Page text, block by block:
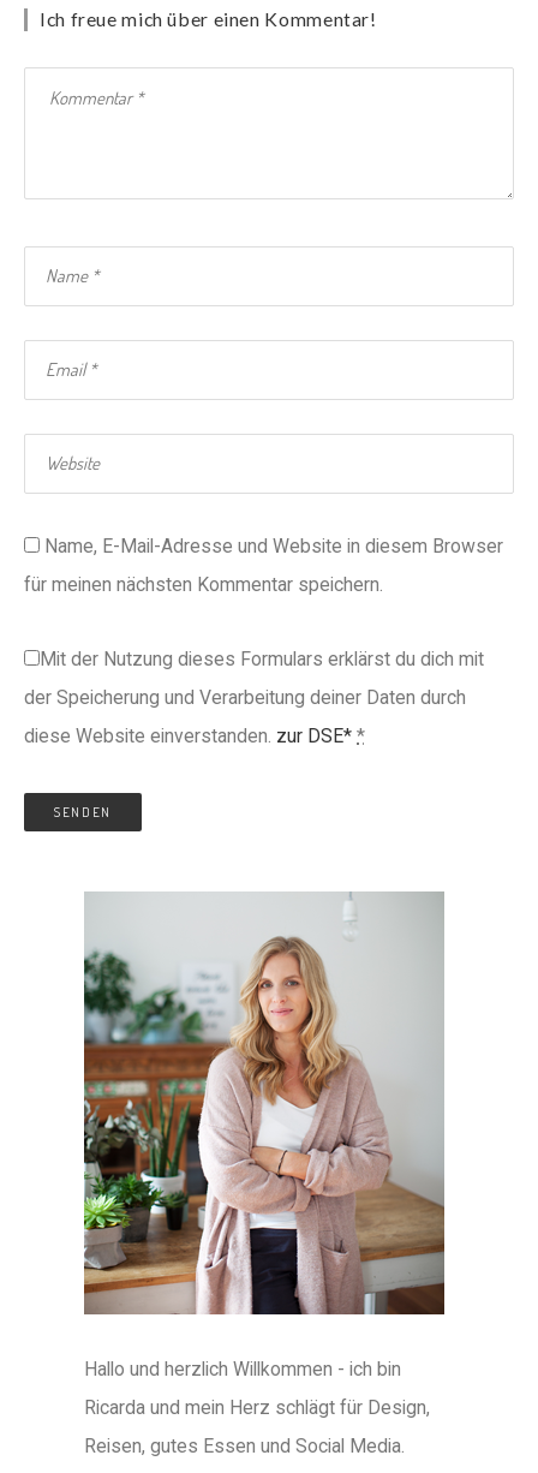
Ich freue mich über einen Kommentar!
Name, E-Mail-Adresse und Website in diesem Browser
für meinen nächsten Kommentar speichern.
Mit der Nutzung dieses Formulars erklärst du dich mit
der Speicherung und Verarbeitung deiner Daten durch
diese Website einverstanden. zur DSE* *
Hallo und herzlich Willkommen - ich bin
Ricarda und mein Herz schlägt für Design,
Reisen, gutes Essen und Social Media.